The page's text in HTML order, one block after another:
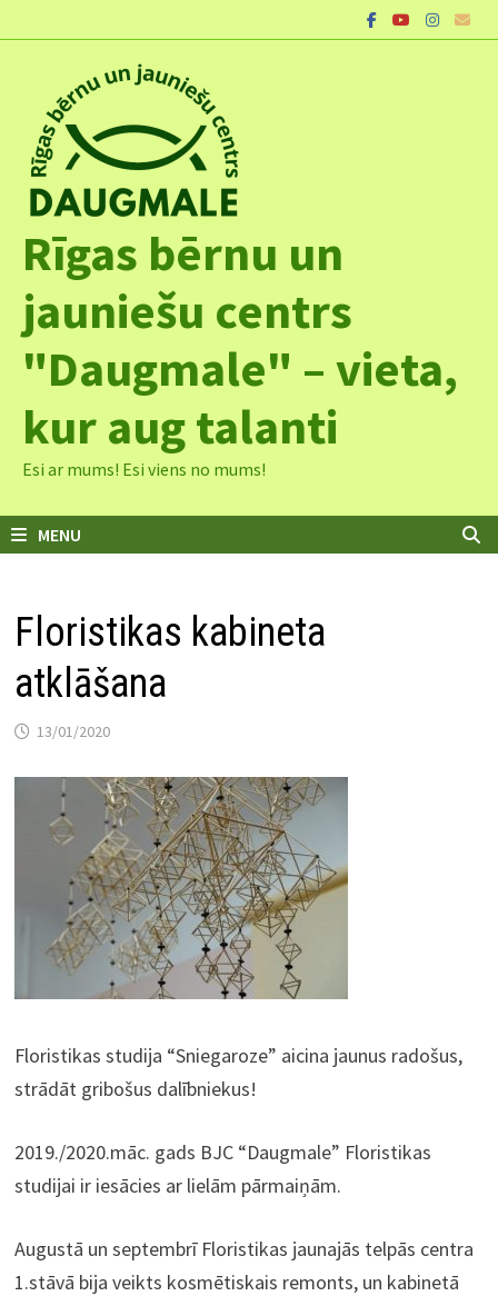
to
Rīgas bērnu un
jauniešu centrs
"Daugmale" – vieta,
kur aug talanti
Esi ar mums! Esi viens no mums!
MENU
Floristikas kabineta
atklāšana
13/01/2020
Floristikas studija “Sniegaroze” aicina jaunus radošus,
strādāt gribošus dalībniekus!
2019./2020.māc. gads BJC “Daugmale” Floristikas
studijai ir iesācies ar lielām pārmaiņām.
Augustā un septembrī Floristikas jaunajās telpās centra
1.stāvā bija veikts kosmētiskais remonts, un kabinetā